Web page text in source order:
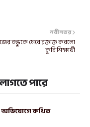
নবীনতর
বন্ধুকে মেরে রক্তাক্ত করলো
কুবি শিক্ষার্থী
পারে
অভিযোগে কথিত